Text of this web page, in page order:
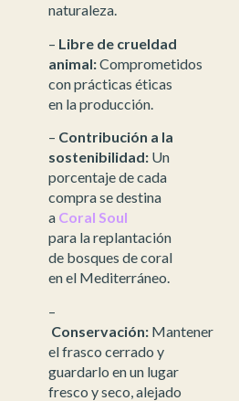
naturaleza.
– Libre de crueldad
animal:Comprometidos
con prácticas éticas
en la producción.
– Contribución a la
sostenibilidad:Un
porcentaje de cada
compra se destina
a Coral Soul
para la replantación
de bosques de coral
en el Mediterráneo.
–
Conservación:Mantener
el frasco cerrado y
guardarlo en un lugar
fresco y seco, alejado